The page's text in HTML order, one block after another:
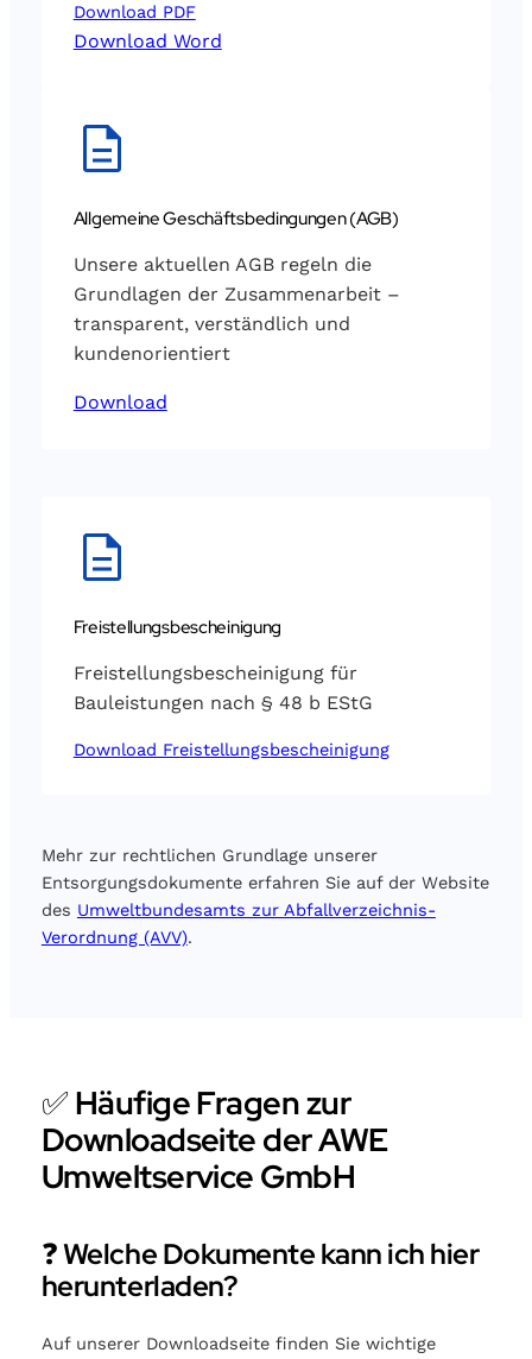
Download PDF
Download Word
Allgemeine Geschäftsbedingungen (AGB)
Unsere aktuellen AGB regeln die
Grundlagen der Zusammenarbeit –
transparent, verständlich und
kundenorientiert
Download
Freistellungsbescheinigung
Freistellungsbescheinigung für
Bauleistungen nach § 48 b EStG
Download Freistellungsbescheinigung
Mehr zur rechtlichen Grundlage unserer
Entsorgungsdokumente erfahren Sie auf der Website
des Umweltbundesamts zur Abfallverzeichnis-
Verordnung (AVV).
✅Häufige Fragen zur
Downloadseite der AWE
Umweltservice GmbH
❓Welche Dokumente kann ich hier
herunterladen?
Auf unserer Downloadseite finden Sie wichtige